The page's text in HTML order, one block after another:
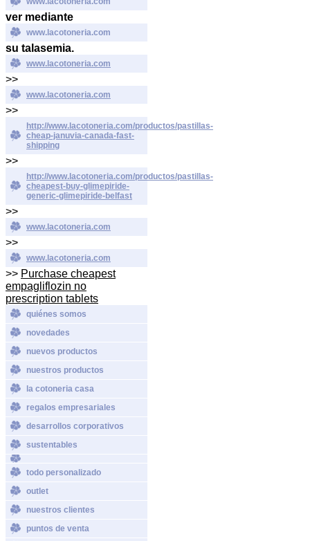
ver mediante
www.lacotoneria.com
su talasemia.
www.lacotoneria.com
>>
www.lacotoneria.com
>>
http://www.lacotoneria.com/productos/pastillas-
cheap-januvia-canada-fast-
shipping
>>
http://www.lacotoneria.com/productos/pastillas-
cheapest-buy-glimepiride-
generic-glimepiride-belfast
>>
www.lacotoneria.com
>>
www.lacotoneria.com
>> Purchase cheapest
empagliflozin no
prescription tablets
quiénes somos
novedades
nuevos productos
nuestros productos
la cotoneria casa
regalos empresariales
desarrollos corporativos
sustentables
todo personalizado
outlet
nuestros clientes
puntos de venta